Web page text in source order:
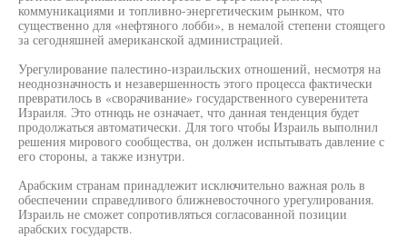
коммуникациями и топливно-энергетическим рынком, что
существенно для «нефтяного лобби», в немалой степени стоящего
за сегодняшней американской администрацией.
Урегулирование палестино-израильских отношений, несмотря на
неоднозначность и незавершенность этого процесса фактически
превратилось в «сворачивание» государственного суверенитета
Израиля. Это отнюдь не означает, что данная тенденция будет
продолжаться автоматически. Для того чтобы Израиль выполнил
решения мирового сообщества, он должен испытывать давление с
его стороны, а также изнутри.
Арабским странам принадлежит исключительно важная роль в
обеспечении справедливого ближневосточного урегулирования.
Израиль не сможет сопротивляться согласованной позиции
арабских государств.